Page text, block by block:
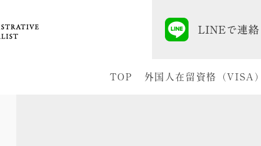
TOP 外国人在留資格（VISA）